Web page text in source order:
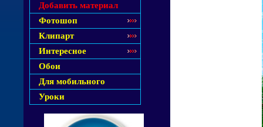
Добавить материал
Фотошоп
Клипарт
Интересное
Обои
Для мобильного
Уроки